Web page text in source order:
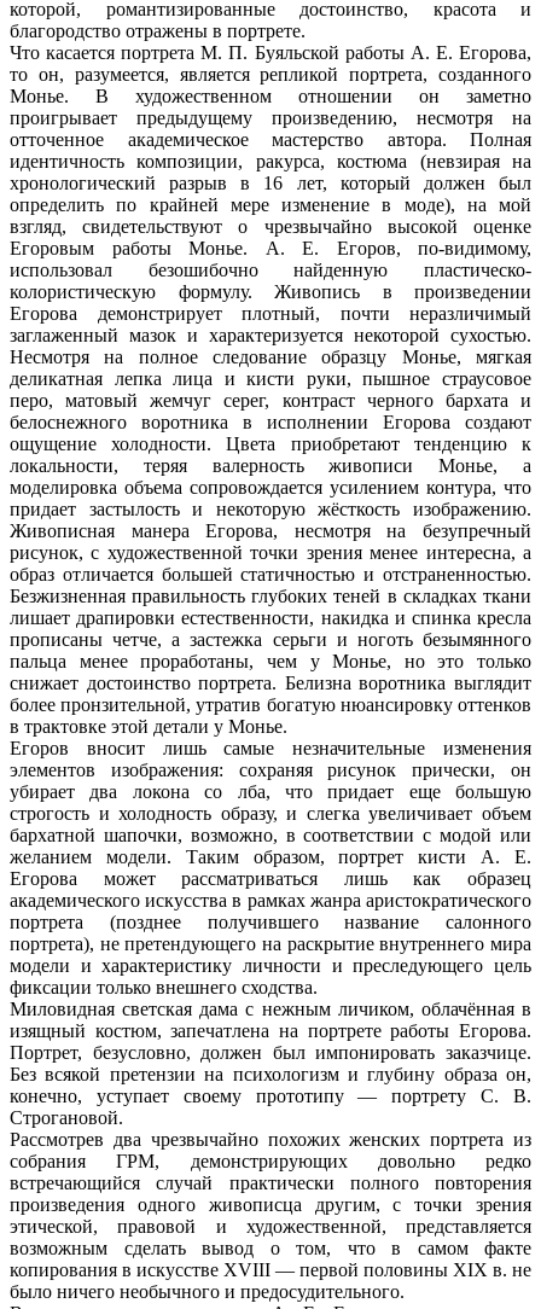
которой, романтизированные достоинство, красота и
благородство отражены в портрете.
Что касается портрета М. П. Буяльской работы А. Е. Егорова,
то он, разумеется, является репликой портрета, созданного
Монье. В художественном отношении он заметно
проигрывает предыдущему произведению, несмотря на
отточенное академическое мастерство автора. Полная
идентичность композиции, ракурса, костюма (невзирая на
хронологический разрыв в 16 лет, который должен был
определить по крайней мере изменение в моде), на мой
взгляд, свидетельствуют о чрезвычайно высокой оценке
Егоровым работы Монье. А. Е. Егоров, по-видимому,
использовал безошибочно найденную пластическо-
колористическую формулу. Живопись в произведении
Егорова демонстрирует плотный, почти неразличимый
заглаженный мазок и характеризуется некоторой сухостью.
Несмотря на полное следование образцу Монье, мягкая
деликатная лепка лица и кисти руки, пышное страусовое
перо, матовый жемчуг серег, контраст черного бархата и
белоснежного воротника в исполнении Егорова создают
ощущение холодности. Цвета приобретают тенденцию к
локальности, теряя валерность живописи Монье, а
моделировка объема сопровождается усилением контура, что
придает застылость и некоторую жёсткость изображению.
Живописная манера Егорова, несмотря на безупречный
рисунок, с художественной точки зрения менее интересна, а
образ отличается большей статичностью и отстраненностью.
Безжизненная правильность глубоких теней в складках ткани
лишает драпировки естественности, накидка и спинка кресла
прописаны четче, а застежка серьги и ноготь безымянного
пальца менее проработаны, чем у Монье, но это только
снижает достоинство портрета. Белизна воротника выглядит
более пронзительной, утратив богатую нюансировку оттенков
в трактовке этой детали у Монье.
Егоров вносит лишь самые незначительные изменения
элементов изображения: сохраняя рисунок прически, он
убирает два локона со лба, что придает еще большую
строгость и холодность образу, и слегка увеличивает объем
бархатной шапочки, возможно, в соответствии с модой или
желанием модели. Таким образом, портрет кисти А. Е.
Егорова может рассматриваться лишь как образец
академического искусства в рамках жанра аристократического
портрета (позднее получившего название салонного
портрета), не претендующего на раскрытие внутреннего мира
модели и характеристику личности и преследующего цель
фиксации только внешнего сходства.
Миловидная светская дама с нежным личиком, облачённая в
изящный костюм, запечатлена на портрете работы Егорова.
Портрет, безусловно, должен был импонировать заказчице.
Без всякой претензии на психологизм и глубину образа он,
конечно, уступает своему прототипу — портрету С. В.
Строгановой.
Рассмотрев два чрезвычайно похожих женских портрета из
собрания ГРМ, демонстрирующих довольно редко
встречающийся случай практически полного повторения
произведения одного живописца другим, с точки зрения
этической, правовой и художественной, представляется
возможным сделать вывод о том, что в самом факте
копирования в искусстве XVIII — первой половины XIX в. не
было ничего необычного и предосудительного.